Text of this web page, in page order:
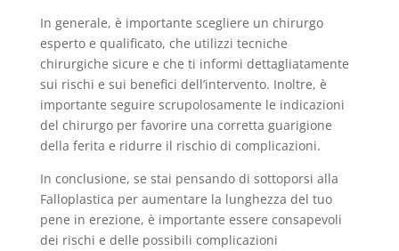
In generale, è importante scegliere un chirurgo
esperto e qualificato, che utilizzi tecniche
chirurgiche sicure e che ti informi dettagliatamente
sui rischi e sui benefici dell’intervento. Inoltre, è
importante seguire scrupolosamente le indicazioni
del chirurgo per favorire una corretta guarigione
della ferita e ridurre il rischio di complicazioni.
In conclusione, se stai pensando di sottoporsi alla
Falloplastica per aumentare la lunghezza del tuo
pene in erezione, è importante essere consapevoli
dei rischi e delle possibili complicazioni